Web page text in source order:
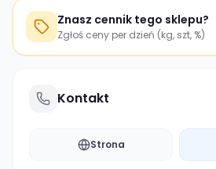
Znasz cennik tego sklepu?
Zgłoś ceny per dzień (kg, szt, %)
Kontakt
Strona